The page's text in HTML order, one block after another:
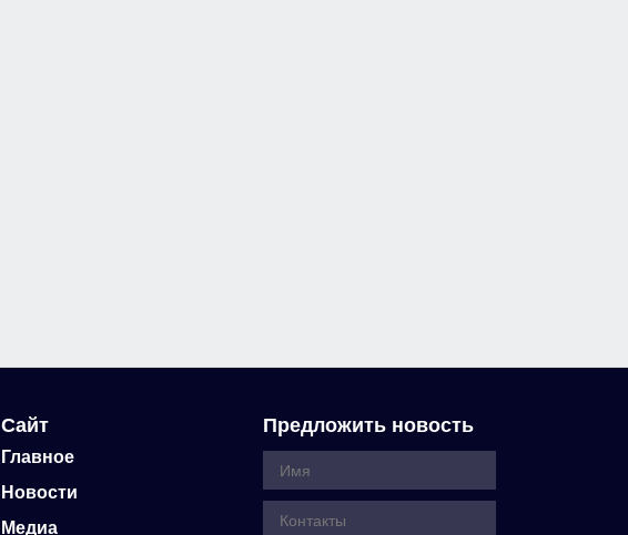
Сайт
Главное
Новости
Медиа
Предложить новость